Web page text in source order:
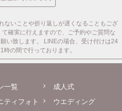
ないことや折り返しが遅くなることもござ
確実に行えますので、ご予約やご質問な
い致します。
LINEの場合、受け付けは24
時の間で行っております。
一覧
ティフォト
成人式
ウエディング